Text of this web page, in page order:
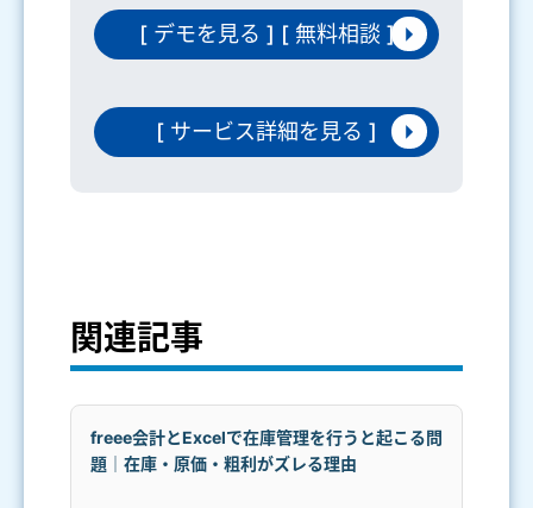
[ デモを見る ] [ 無料相談 ]
[ サービス詳細を見る ]
関連記事
freee会計とExcelで在庫管理を行うと起こる問
題｜在庫・原価・粗利がズレる理由